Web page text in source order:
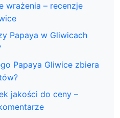
wrażenia – recenzje
Papaya w Gliwicach
Papaya Gliwice zbiera
jakości do ceny –